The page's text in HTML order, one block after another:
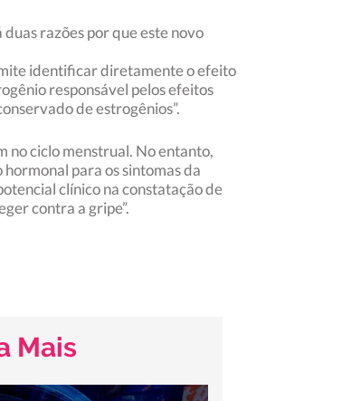
razões por que este novo
identificar diretamente o efeito
responsável pelos efeitos
de estrogênios”.
no ciclo menstrual. No entanto,
para os sintomas da
clínico na constatação de
contra a gripe”.
Mais